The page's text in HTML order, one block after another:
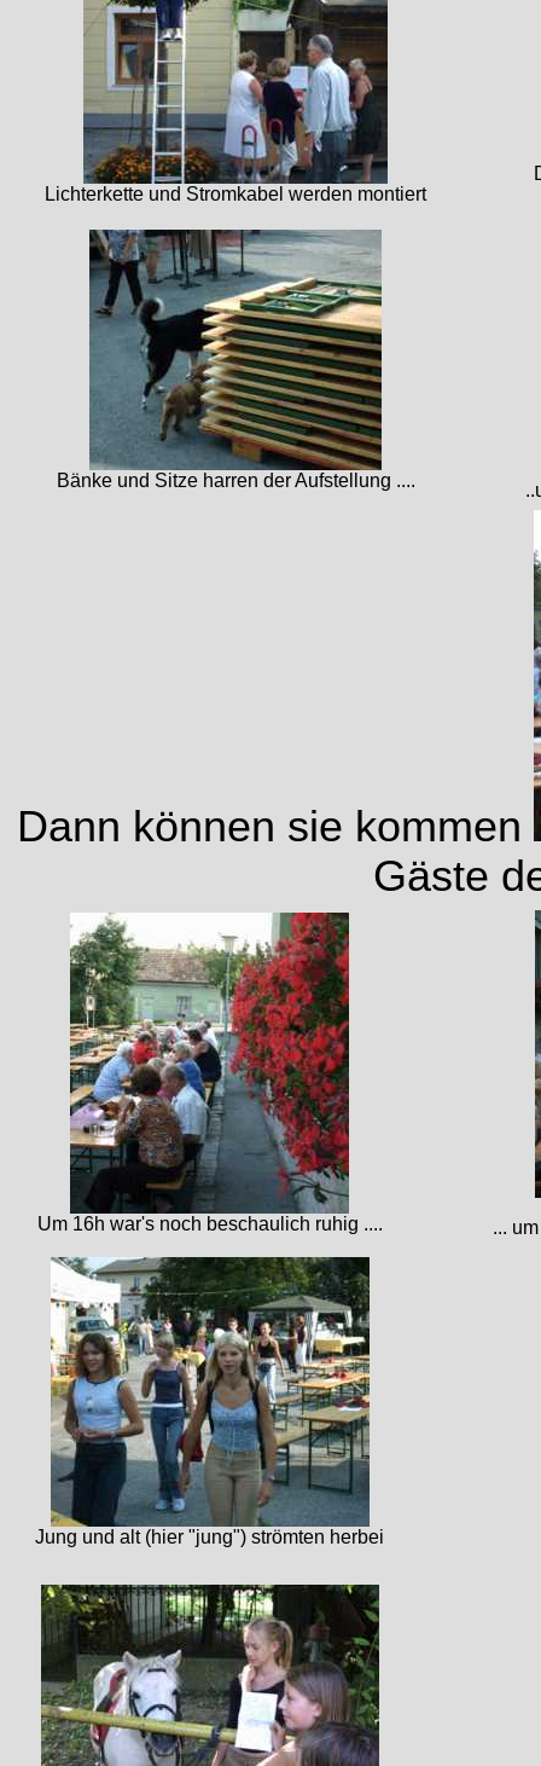
Lichterkette und Stromkabel werden montiert
Bänke und Sitze harren der Aufstellung ....
Dann können sie kommen
Gäste
Um 16h war's noch beschaulich ruhig .... ...
Jung und alt (hier "jung") strömten herbei